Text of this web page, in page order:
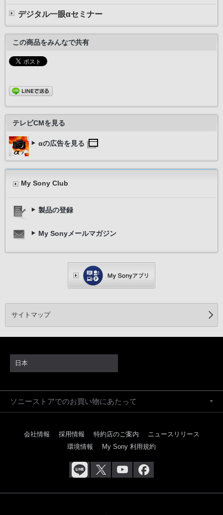
デジタル一眼αセミナー
この商品をみんなで共有
テレビCMを見る
αの広告を見る
My Sony Club
製品の登録
My Sonyメールマガジン
サイトマップ
日本
ソニーストアでのお買い物にあたって
会社情報 採用情報 特約店のご案内
ニュースリリース
環境情報
My Sony 利用規約